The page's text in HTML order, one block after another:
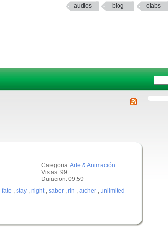
audios blog elabs
Categoria:Arte & Animación
Vistas: 99
Duracion: 09:59
, fate , stay , night, saber , rin , archer , unlimited